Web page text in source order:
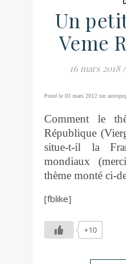
Un
Veme
16 mars 2018 /
Posté le 03 mars 2012 sur
Comment le
République
situe-t-il la
mondiaux
thème monté ci-
[fblike]
+10